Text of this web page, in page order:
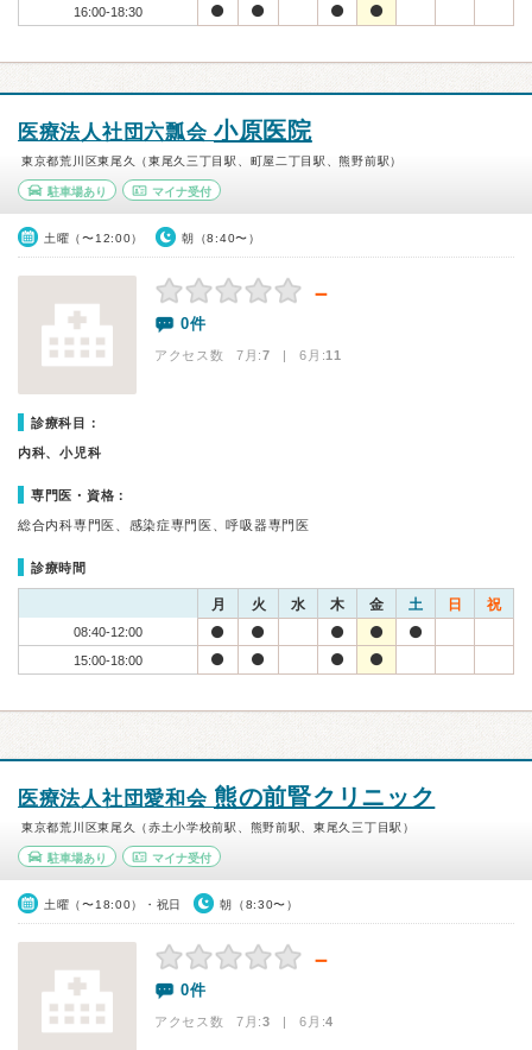
16:00-18:30
医療法人社団六瓢会 小原医院
東京都荒川区東尾久（東尾久三丁目駅、町屋二丁目駅、熊野前駅）
駐車場あり マイナ受付
土曜（〜12:00） 朝（8:40〜）
－
0件
アクセス数 7月:7 | 6月:11
診療科目：
内科、小児科
専門医・資格：
総合内科専門医、感染症専門医、呼吸器専門医
診療時間
月 火 水 木 金 土 日 祝
08:40-12:00
15:00-18:00
医療法人社団愛和会 熊の前腎クリニック
東京都荒川区東尾久（赤土小学校前駅、熊野前駅、東尾久三丁目駅）
駐車場あり マイナ受付
土曜（〜18:00）・祝日 朝（8:30〜）
－
0件
アクセス数 7月:3 | 6月:4